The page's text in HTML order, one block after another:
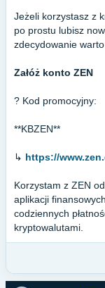
Jeżeli korzystasz z
po prostu lubisz
zdecydowanie
Załóż konto ZEN
? Kod promocyjny:
**KBZEN**
↳ https://
Korzystam z ZEN
aplikacji
codziennych
kryptowalutami.